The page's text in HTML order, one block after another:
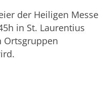
der Heiligen Messe
in St. Laurentius
Ortsgruppen